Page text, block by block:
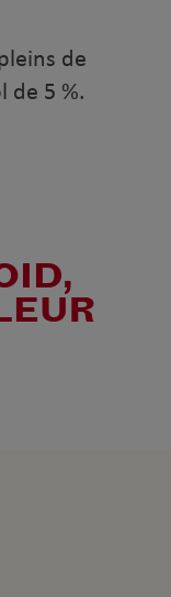
de
de 5 %.